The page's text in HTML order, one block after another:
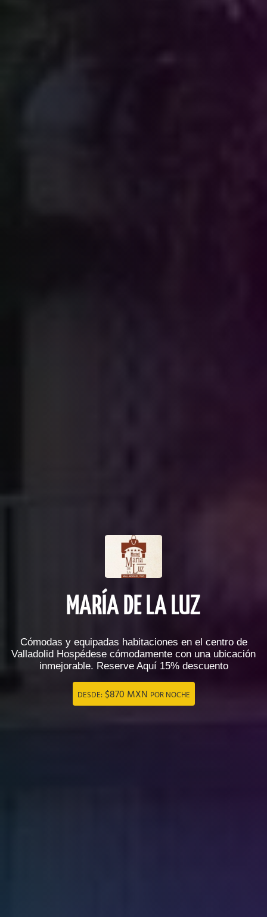
MARÍA DE LA LUZ
Cómodas y equipadas habitaciones en el centro de
Valladolid Hospédese cómodamente con una ubicación
inmejorable. Reserve Aquí 15% descuento
DESDE: $870 MXN POR NOCHE